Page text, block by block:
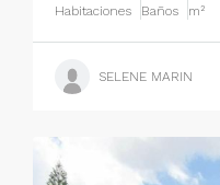
Habitaciones Baños m²
SELENE MARIN